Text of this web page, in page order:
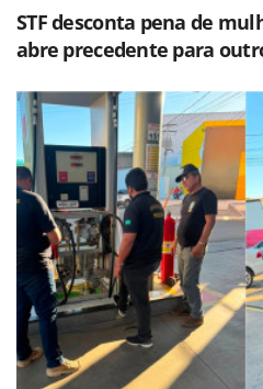
STF desconta pena de
abre precedente para